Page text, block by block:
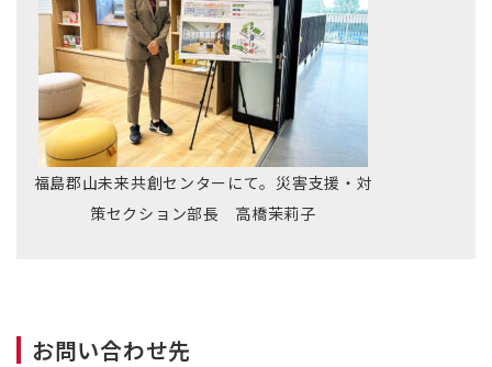
福島郡山未来共創センターにて。災害支援・対
策セクション部長 高橋茉莉子
お問い合わせ先